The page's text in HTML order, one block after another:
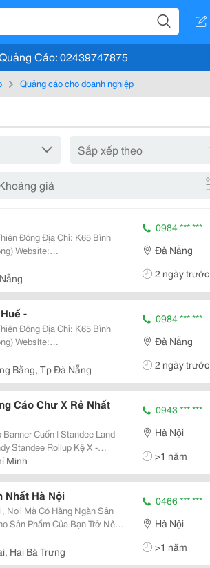
Cáo: 02439747875
Quảng cáo cho doanh nghiệp
giá
K65 Bình
0984 *** ***
Đà Nẵng
2 ngày trước
-
K65 Bình
Bằng, Tp Đà Nẵng
0984 *** ***
Đà Nẵng
2 ngày trước
Cáo Chư X Rẻ Nhất
Minh
0943 *** ***
Hà Nội
>1 năm
Nhất Hà Nội
Sản Phẩm Của Bạn Trở Nên
Hai Bà Trưng
0466 *** ***
Hà Nội
>1 năm